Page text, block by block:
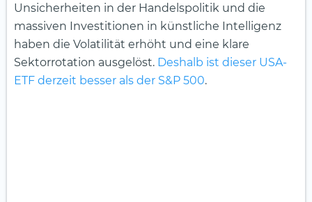
Unsicherheiten in der Handelspolitik und die
massiven Investitionen in künstliche Intelligenz
haben die Volatilität erhöht und eine klare
Sektorrotation ausgelöst. Deshalb ist dieser USA-
ETF derzeit besser als der S&P 500.